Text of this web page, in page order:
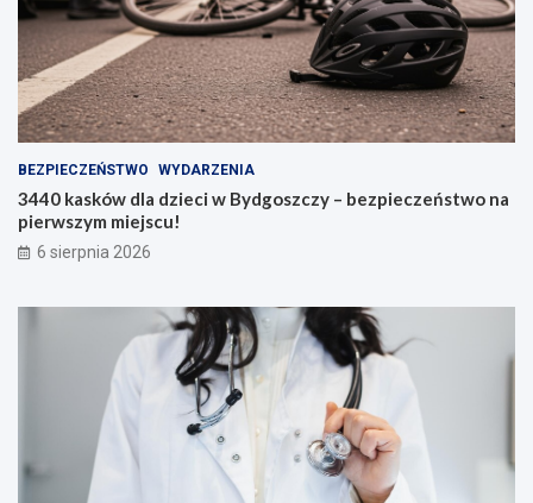
BEZPIECZEŃSTWO WYDARZENIA
3440 kasków dla dzieci w Bydgoszczy – bezpieczeństwo na
pierwszym miejscu!
6 sierpnia 2026